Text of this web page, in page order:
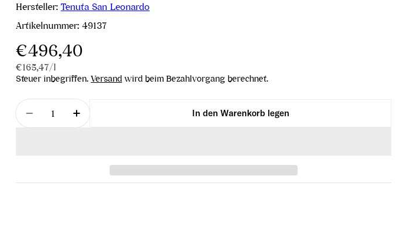
Hersteller: Tenuta San Leonardo
Artikelnummer: 49137
Regulärer
Preis
€496,40
Stückpreis
€165,47/pro
l
Steuer inbegriffen. Versand wird beim Bezahlvorgang berechnet.
Menge
Menge für San Leonardo 2018 verringern
Menge für San Leonardo 2018 erhöhen
In den Warenkorb legen